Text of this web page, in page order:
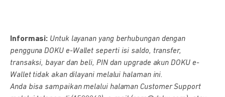
Informasi: Untuk layanan yang berhubungan dengan
pengguna DOKU e-Wallet seperti isi saldo, transfer,
transaksi, bayar dan beli, PIN dan upgrade akun DOKU e-
Wallet tidak akan dilayani melalui halaman ini.
Anda bisa sampaikan melalui halaman Customer Support